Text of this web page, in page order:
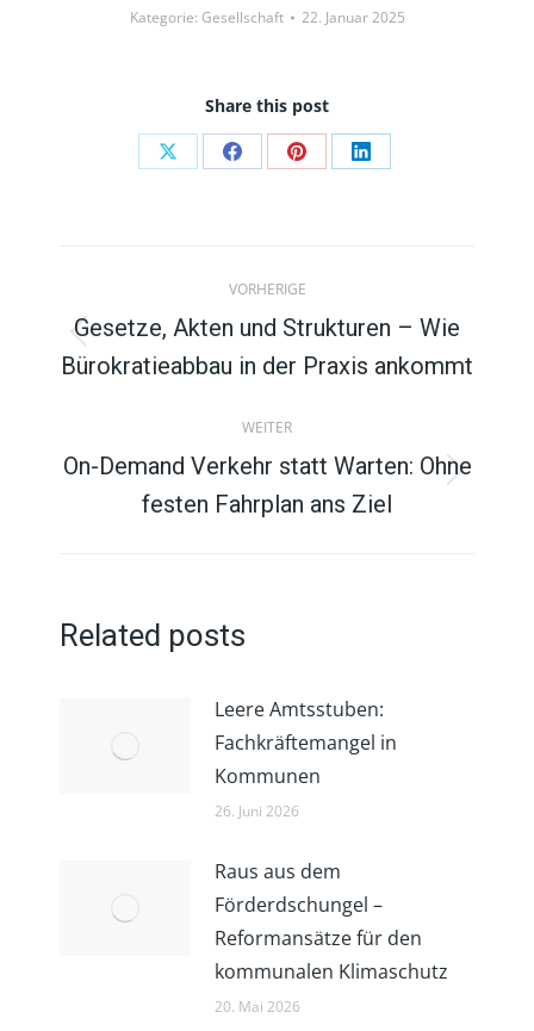
Kategorie: Gesellschaft 22. Januar 2025
Share this post
Auf
Auf
Auf
Auf
Beitragsnavigation
VORHERIGE
Beitrag:
Gesetze, Akten und Strukturen – Wie
Bürokratieabbau in der Praxis ankommt
WEITER
Beitrag:
On-Demand Verkehr statt Warten: Ohne
festen Fahrplan ans Ziel
Related posts
Leere Amtsstuben:
Fachkräftemangel in
Kommunen
26. Juni 2026
Raus aus dem
Förderdschungel –
Reformansätze für den
kommunalen Klimaschutz
20. Mai 2026